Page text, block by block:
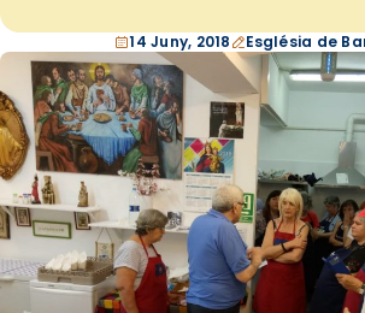
14 Juny, 2018 Església de